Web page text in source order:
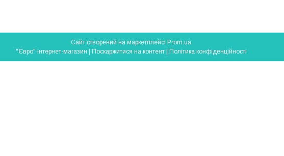
Сайт створений на маркетплейсі Prom.ua
Поскаржитися на контент Політика конфіденційності